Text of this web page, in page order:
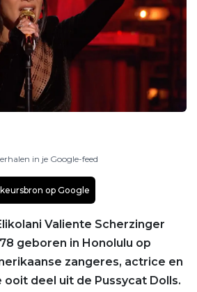
in je Google-feed
op Google
Valiente Scherzinger
geboren in Honolulu op
zangeres, actrice en
deel uit de Pussycat Dolls.